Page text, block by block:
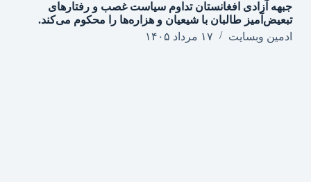
جبهه آزادی افغانستان تداوم سیاست غصب و رفتارهای
تبعیض‌آمیز طالبان با شیعیان و هزاره‌ها را محکوم می‌کند.
ادمین وبسایت
۱۷ مرداد ۱۴۰۵